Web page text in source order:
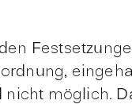
möglich.